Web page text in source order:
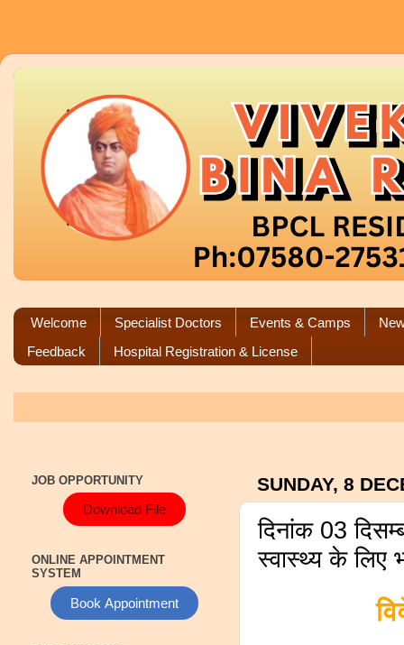
Welcome Specialist Doctors Events & Camps
Feedback
Hospital Registration & License
SUNDAY, 8
दिनांक 03
स्वास्थ्य के लिए
JOB OPPORTUNITY
Download File
ONLINE APPOINTMENT
SYSTEM
Book Appointment